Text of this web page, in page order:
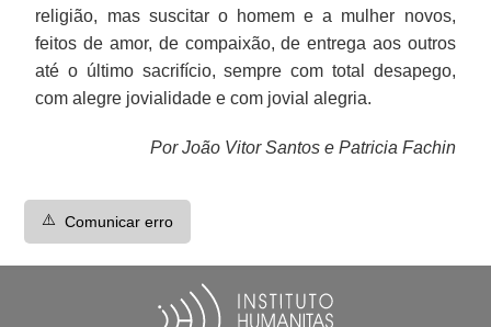
religião, mas suscitar o homem e a mulher novos,
feitos de amor, de compaixão, de entrega aos outros
até o último sacrifício, sempre com total desapego,
com alegre jovialidade e com jovial alegria.
Por João Vitor Santos e Patricia Fachin
⚠️ Comunicar erro